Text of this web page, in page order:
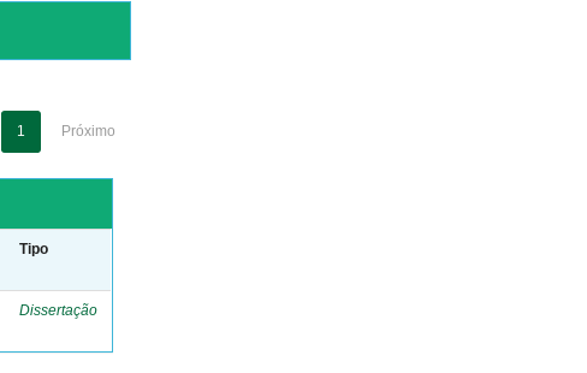
1 Próximo
Tipo
Dissertação